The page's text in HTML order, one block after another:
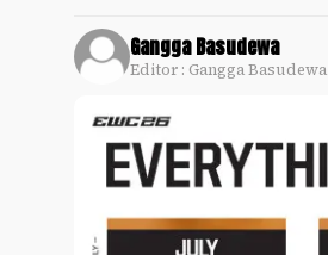
Gangga Basudewa
Editor : Gangga Basudewa
SPECIAL
Video